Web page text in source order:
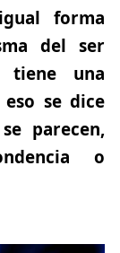
forma
del ser
tiene una
se dice
parecen,
o